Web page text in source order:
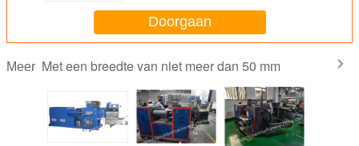
preformer;
Doorgaan
Meer Met een breedte van niet meer dan 50 mm